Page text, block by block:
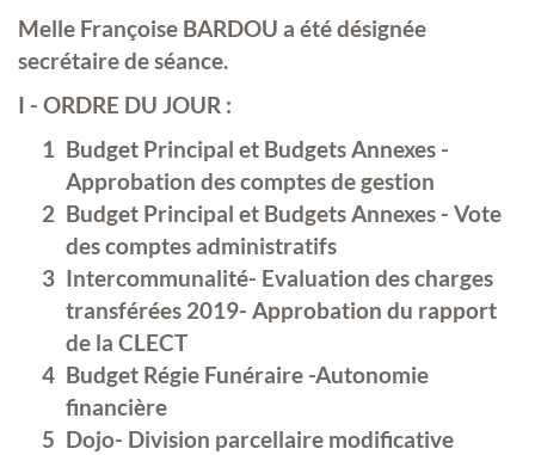
Melle Françoise BARDOU a été désignée
secrétaire de séance.
I - ORDRE DU JOUR :
Budget Principal et Budgets Annexes -
Approbation des comptes de gestion
Budget Principal et Budgets Annexes - Vote
des comptes administratifs
Intercommunalité- Evaluation des charges
transférées 2019- Approbation du rapport
de la CLECT
Budget Régie Funéraire -Autonomie
financière
Dojo- Division parcellaire modificative